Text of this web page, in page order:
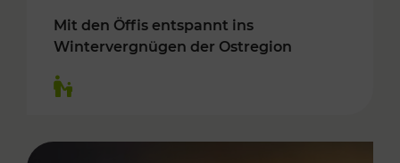
Mit den Öffis entspannt ins
Wintervergnügen der Ostregion